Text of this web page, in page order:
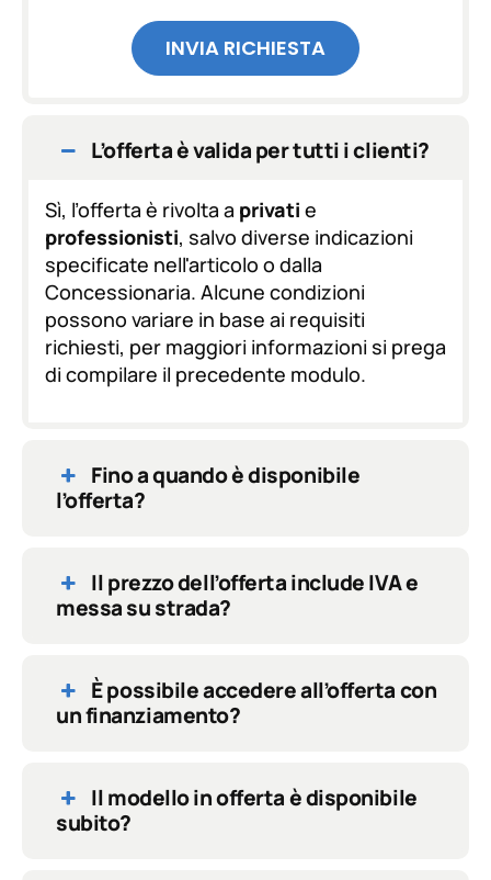
D
P
R
*
INVIA RICHIESTA
L’offerta è valida per tutti i clienti?
Sì, l’offerta è rivolta a privati e
professionisti, salvo diverse indicazioni
specificate nell'articolo o dalla
Concessionaria. Alcune condizioni
possono variare in base ai requisiti
richiesti, per maggiori informazioni si prega
di compilare il precedente modulo.
Fino a quando è disponibile
l’offerta?
Il prezzo dell’offerta include IVA e
messa su strada?
È possibile accedere all’offerta con
un finanziamento?
Il modello in offerta è disponibile
subito?